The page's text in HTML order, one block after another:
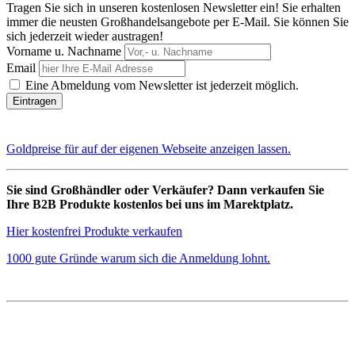
Tragen Sie sich in unseren kostenlosen Newsletter ein! Sie erhalten
immer die neusten Großhandelsangebote per E-Mail. Sie können Sie
sich jederzeit wieder austragen!
Vorname u. Nachname
Email
Eine Abmeldung vom Newsletter ist jederzeit möglich.
Goldpreise für auf der eigenen Webseite anzeigen lassen.
Sie sind Großhändler oder Verkäufer? Dann verkaufen Sie
Ihre B2B Produkte kostenlos bei uns im Marektplatz.
Hier kostenfrei Produkte verkaufen
1000 gute Gründe warum sich die Anmeldung lohnt.